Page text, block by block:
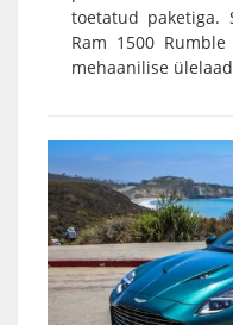
toetatud paketiga.
Ram 1500
mehaanilise